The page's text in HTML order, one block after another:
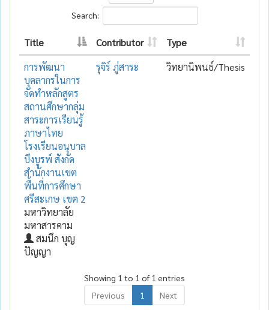
Search:
Title Contributor
Type
การพัฒนา
บุคลากรในการ
จัดทำหลักสูตร
สถานศึกษากลุ่ม
สาระการเรียนรู้
ภาษาไทย
โรงเรียนอนุบาล
บึงบูรพ์ สังกัด
สำนักงานเขต
พื้นที่การศึกษา
ศรีสะเกษ เขต 2
มหาวิทยาลัย
มหาสารคาม
สมนึก บุญ
ปัญญา
รุจิร์ ภู่สาระ วิทยานิพนธ์/Thesis
Showing 1 to 1 of 1 entries
Previous
1 Next